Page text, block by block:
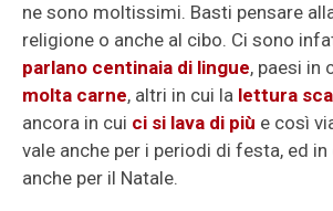
ne sono moltissimi. Basti pensare
religione o anche al cibo. Ci sono
parlano centinaia di lingue, paesi in
molta carne, altri in cui la lettura
ancora in cui ci si lava di più e così
vale anche per i periodi di festa, ed
anche per il Natale.